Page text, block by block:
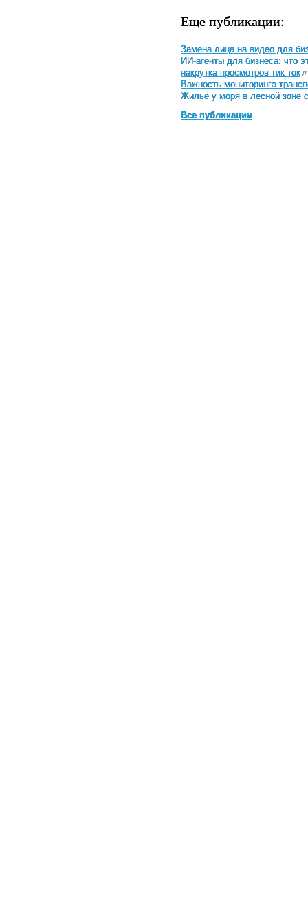
Еще публикации:
Замена лица на видео для
ИИ-агенты для бизнеса: что
накрутка просмотров тик ток //
Важность мониторинга
Жильё у моря в лесной зоне
Все публикации